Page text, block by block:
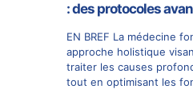
: des protocoles
EN BREF La médecine
approche holistique
traiter les causes
tout en optimisant les